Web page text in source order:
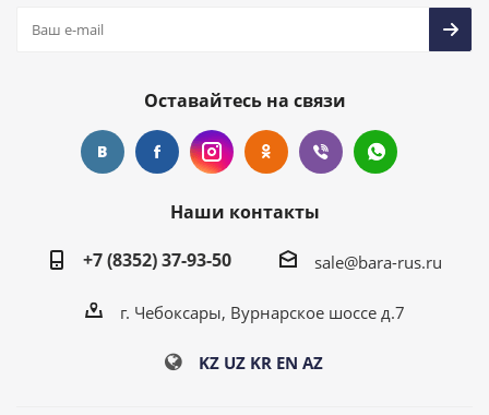
Оставайтесь на связи
Наши контакты
+7 (8352) 37-93-50
sale@bara-rus.ru
г. Чебоксары, Вурнарское шоссе д.7
KZ UZ KR EN AZ